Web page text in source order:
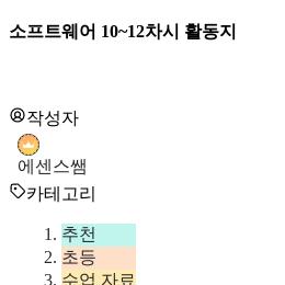
소프트웨어 10~12차시 활동지
작성자
에센스쌤
카테고리
추천
초등
수업 자료